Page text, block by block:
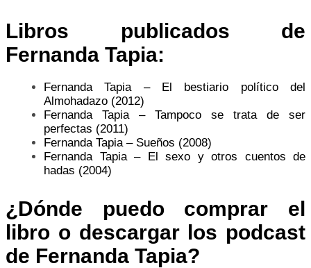
Libros publicados de
Fernanda Tapia:
Fernanda Tapia – El bestiario político del
Almohadazo (2012)
Fernanda Tapia – Tampoco se trata de ser
perfectas (2011)
Fernanda Tapia – Sueños (2008)
Fernanda Tapia – El sexo y otros cuentos de
hadas (2004)
¿Dónde puedo comprar el
libro o descargar los podcast
de Fernanda Tapia?